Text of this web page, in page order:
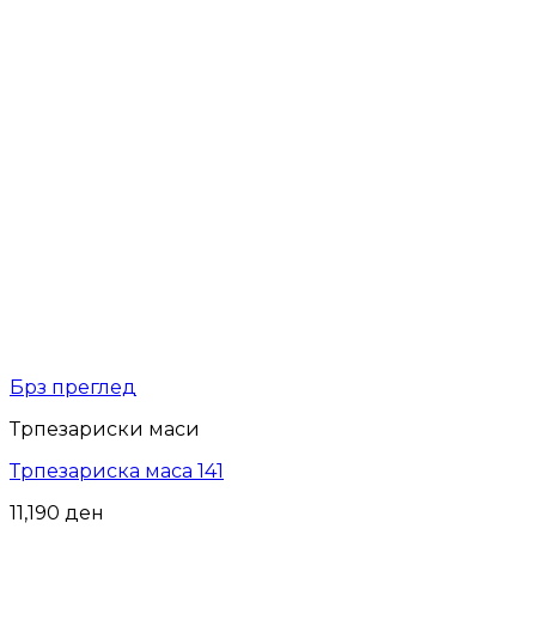
Брз преглед
Трпезариски маси
Трпезариска маса 141
11,190 ден